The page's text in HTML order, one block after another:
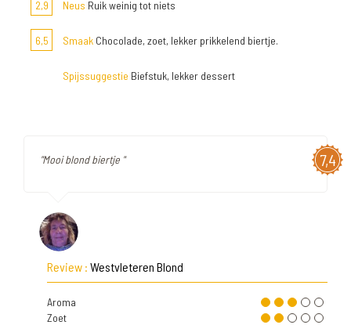
2,9 Neus Ruik weinig tot niets
6,5 Smaak Chocolade, zoet, lekker prikkelend biertje.
Spijssuggestie Biefstuk, lekker dessert
7,4
"Mooi blond biertje "
Review : Westvleteren Blond
Aroma
Zoet